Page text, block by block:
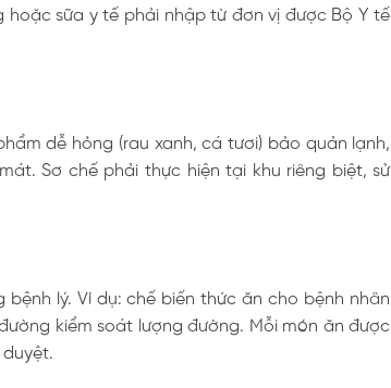
sữa y tế phải nhập từ đơn vị được Bộ Y tế
dễ hỏng (rau xanh, cá tươi) bảo quản lạnh,
Sơ chế phải thực hiện tại khu riêng biệt, sử
lý. Ví dụ: chế biến thức ăn cho bệnh nhân
kiểm soát lượng đường. Mỗi món ăn được